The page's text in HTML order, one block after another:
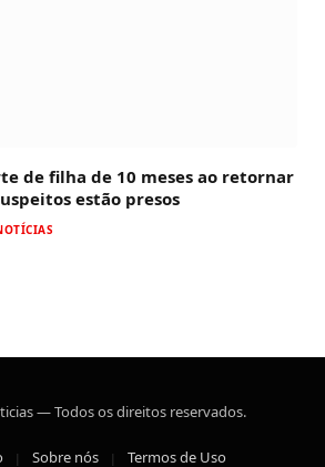
de filha de 10 meses ao retornar
estão presos
— Todos os direitos reservados.
Sobre nós Termos de Uso